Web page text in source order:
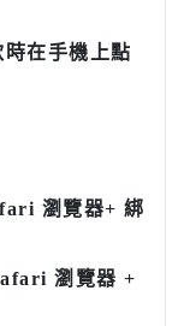
在手機上點
瀏覽器+ 綁
瀏覽器 +